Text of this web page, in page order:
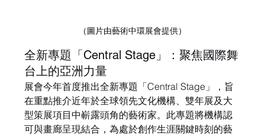
（圖片由藝術中環展會提供）
全新專題「Central Stage」：聚焦國際舞
台上的亞洲力量
展會今年首度推出全新專題「Central Stage」，旨
在重點推介近年於全球領先文化機構、雙年展及大
型策展項目中嶄露頭角的藝術家。此專題將機構認
可與畫廊呈現結合，為處於創作生涯關鍵時刻的藝